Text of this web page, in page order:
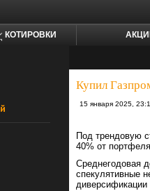
КОТИРОВКИ
Купил
15 января 2025,
Под трендовую
40% от
Среднегодовая
спекулятивные
диверсификации